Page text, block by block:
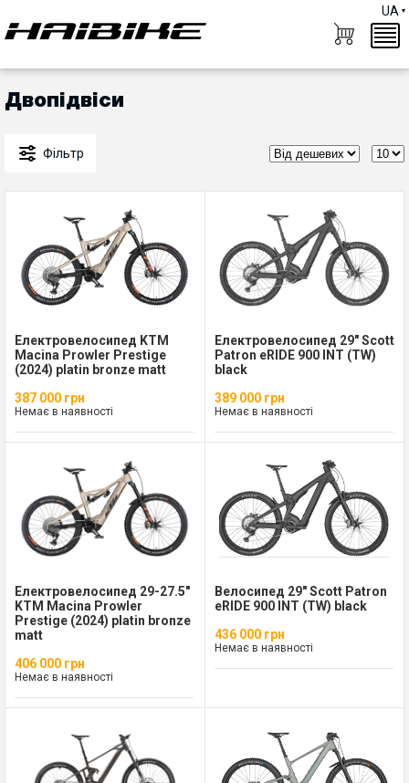
UA
Двопідвіси
Фільтр
Електровелосипед KTM
Macina Prowler Prestige
(2024) platin bronze matt
387 000 грн
Немає в наявності
Електровелосипед 29" Scott
Patron eRIDE 900 INT (TW)
black
389 000 грн
Немає в наявності
Електровелосипед 29-27.5"
KTM Macina Prowler
Prestige (2024) platin bronze
matt
406 000 грн
Немає в наявності
Велосипед 29" Scott Patron
eRIDE 900 INT (TW) black
436 000 грн
Немає в наявності